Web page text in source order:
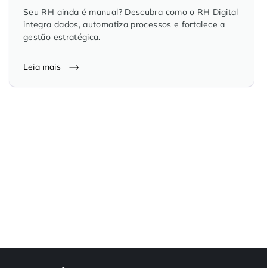
Controle e Organização de Documentos Físicos
Seu RH ainda é manual? Descubra como o RH Digital
integra dados, automatiza processos e fortalece a
gestão estratégica.
Leia mais